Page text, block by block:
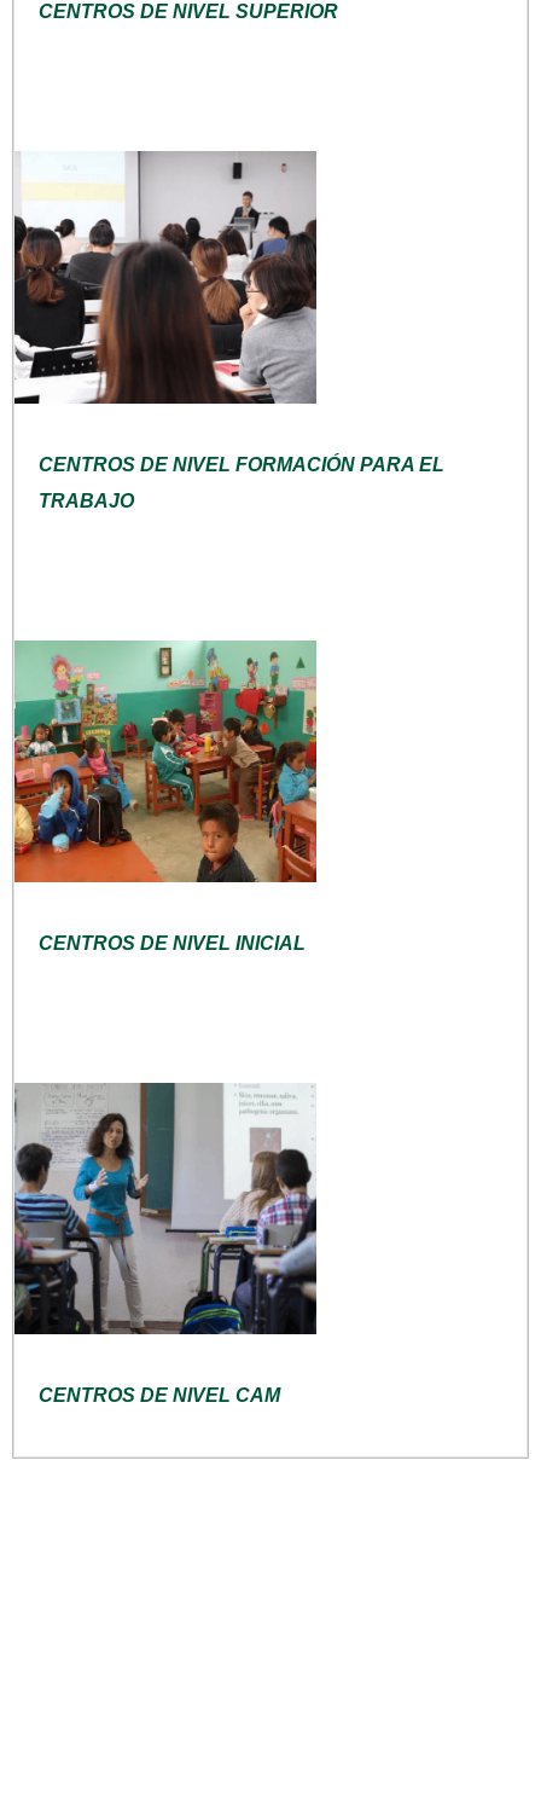
CENTROS DE NIVEL SUPERIOR
CENTROS DE NIVEL FORMACIÓN PARA EL
TRABAJO
CENTROS DE NIVEL INICIAL
CENTROS DE NIVEL CAM